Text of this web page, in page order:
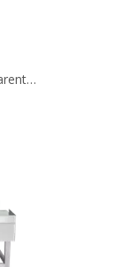
Metalldetektor mit vier transparenten Abdeckungen für elektronische Produkte